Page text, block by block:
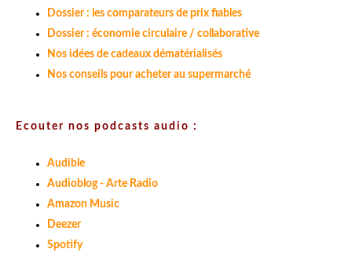
Dossier : les comparateurs de prix fiables
Dossier : économie circulaire / collaborative
Nos idées de cadeaux dématérialisés
Nos conseils pour acheter au supermarché
Ecouter nos podcasts audio :
Audible
Audioblog - Arte Radio
Amazon Music
Deezer
Spotify